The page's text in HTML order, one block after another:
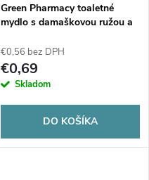
Green Pharmacy toaletné
mydlo s damaškovou ružou a
€0,56 bez DPH
€0,69
Skladom
DO KOŠÍKA